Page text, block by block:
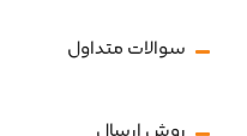
سوالات متداول